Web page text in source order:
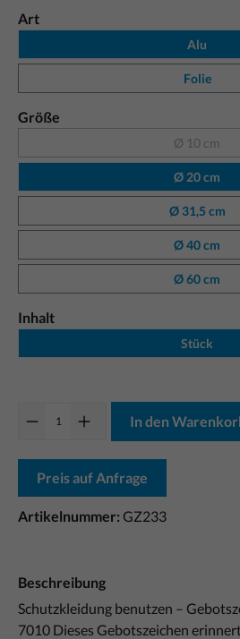
Art
Alu
Folie
Größe
Ø 10 cm
Ø 20 cm
Ø 31,5 cm
Ø 40 cm
Ø 60 cm
Inhalt
Stück
In den
Preis auf Anfrage
Artikelnummer: GZ233
Beschreibung
Schutzkleidung benutzen –
7010 Dieses Gebotszeichen